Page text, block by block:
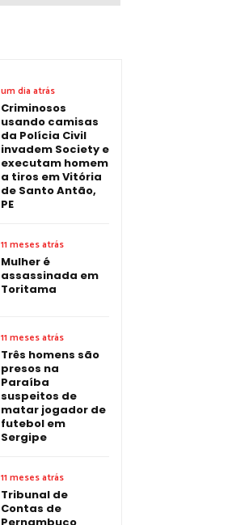
um dia atrás
Criminosos
usando camisas
da Polícia Civil
invadem Society e
executam homem
a tiros em Vitória
de Santo Antão,
PE
11 meses atrás
Mulher é
assassinada em
Toritama
11 meses atrás
Três homens são
presos na
Paraíba
suspeitos de
matar jogador de
futebol em
Sergipe
11 meses atrás
Tribunal de
Contas de